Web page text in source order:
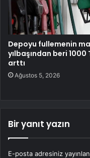
Depoyu fullemenin
yılbaşından beri 1000
arttı
Ağustos 5, 2026
Bir yanıt yazın
E-posta adresiniz